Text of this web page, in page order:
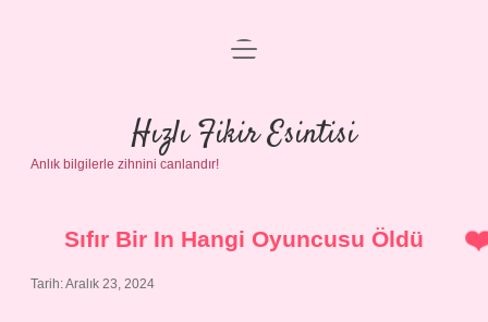
Anasayfa
Gizlilik Politikası
Yasal Uyarı
menüyü
Hızlı Fikir Esintisi
Anlık bilgilerle zihnini canlandır!
Sıfır Bir In Hangi Oyuncusu Öldü
Tarih: Aralık 23, 2024